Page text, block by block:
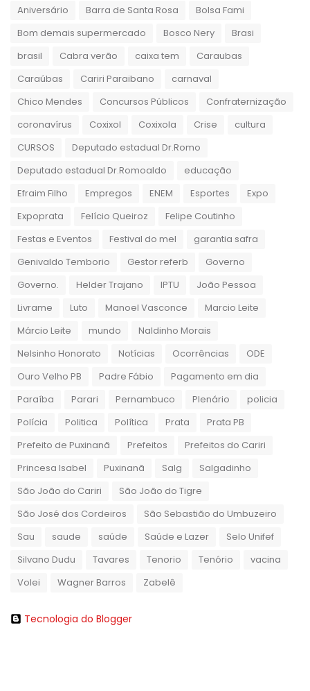
Aniversário
Barra de Santa Rosa
Bolsa Fami
Bom demais supermercado
Bosco Nery
Brasi
brasil
Cabra verão caixa tem
Caraubas
Caraúbas
Cariri Paraibano
carnaval
Chico Mendes
Concursos Públicos
Confraternização
coronavírus
Coxixol Coxixola Crise
cultura
CURSOS
Deputado estadual Dr.Romo
Deputado estadual Dr.Romoaldo
educação
Efraim Filho
Empregos ENEM Esportes
Expo
Expoprata
Felício Queiroz
Felipe Coutinho
Festas e Eventos
Festival do mel
garantia safra
Genivaldo Temborio
Gestor referb
Governo
Governo.
Helder Trajano IPTU
João Pessoa
Livrame
Luto Manoel Vasconce
Marcio Leite
Márcio Leite
mundo
Naldinho Morais
Nelsinho Honorato
Notícias Ocorrências
ODE
Ouro Velho PB
Padre Fábio
Pagamento em dia
Paraíba
Parari Pernambuco Plenário
policia
Polícia
Politica Política Prata
Prata PB
Prefeito de Puxinanã
Prefeitos
Prefeitos do Cariri
Princesa Isabel
Puxinanã Salg
Salgadinho
São João do Cariri
São João do Tigre
São José dos Cordeiros
São Sebastião do Umbuzeiro
Sau
saude saúde Saúde e Lazer
Selo Unifef
Silvano Dudu
Tavares Tenorio Tenório
vacina
Volei
Wagner Barros Zabelê
Tecnologia do Blogger